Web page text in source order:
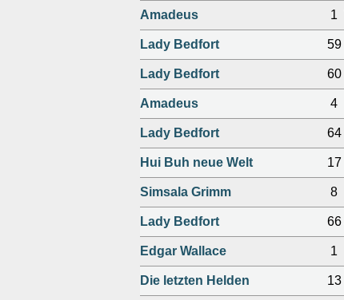
Amadeus 1
Lady Bedfort 59
Lady Bedfort 60
Amadeus 4
Lady Bedfort 64
Hui Buh neue Welt 17
Simsala Grimm 8
Lady Bedfort 66
Edgar Wallace 1
Die letzten Helden 13